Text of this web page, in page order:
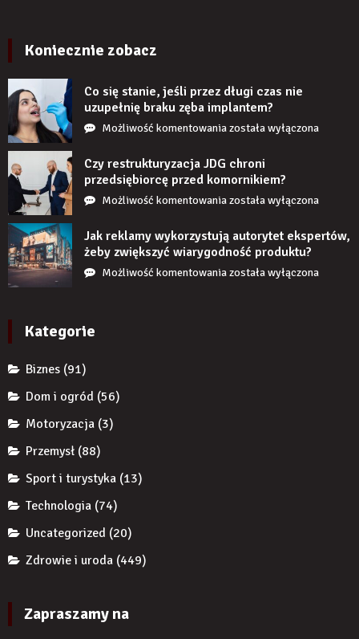
zamontowaniu?
Koniecznie zobacz
Co się stanie, jeśli przez długi czas nie
uzupełnię braku zęba implantem?
Możliwość komentowaniaCo
stanie,
jeśli
przez
czas
nie
uzupełnię
braku
została wyłączona
Czy restrukturyzacja JDG chroni
przedsiębiorcę przed komornikiem?
Możliwość komentowaniaCzy
JDG
chroni
przedsiębiorcę
została wyłączona
Jak reklamy wykorzystują autorytet ekspertów,
żeby zwiększyć wiarygodność produktu?
Możliwość komentowaniaJak
została wyłączona
Kategorie
Biznes (91)
Dom i ogród (56)
Motoryzacja (3)
Przemysł (88)
Sport i turystyka (13)
Technologia (74)
Uncategorized (20)
Zdrowie i uroda (449)
Zapraszamy na